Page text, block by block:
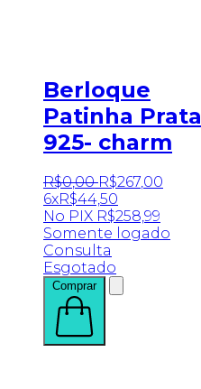
Berloque
Patinha Prata
925- charm
R$0,00 R$267,00
6xR$44,50
No PIX R$258,99
Somente logado
Consulta
Esgotado
Comprar